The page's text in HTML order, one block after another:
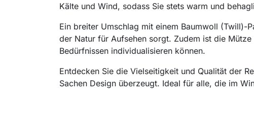
Kälte und Wind, sodass Sie stets warm und
Ein breiter Umschlag mit einem Baumwoll
der Natur für Aufsehen sorgt. Zudem ist die
Bedürfnissen individualisieren können.
Entdecken Sie die Vielseitigkeit und Qualität der
Sachen Design überzeugt. Ideal für alle, die im